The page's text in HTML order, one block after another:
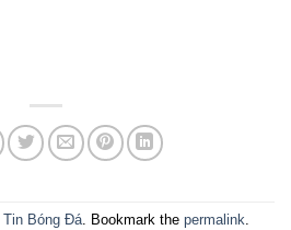
Tin Bóng Đá. Bookmark the permalink.